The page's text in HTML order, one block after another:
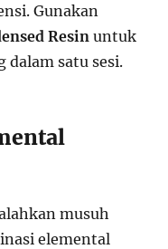
Gunakan
Resin untuk
dalam satu sesi.
musuh
elemental